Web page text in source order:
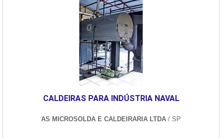
CALDEIRAS PARA INDÚSTRIA NAVAL
AS MICROSOLDA E CALDEIRARIA LTDA / SP